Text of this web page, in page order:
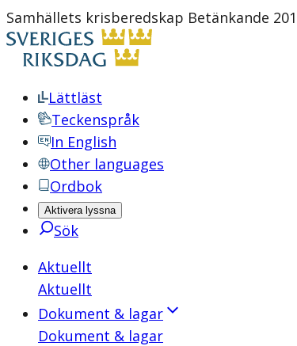
Samhällets krisberedskap Betänkande
Lättläst
Teckenspråk
In English
Other languages
Ordbok
Aktivera lyssna
Sök
Aktuellt
Aktuellt
Dokument & lagar
Dokument & lagar